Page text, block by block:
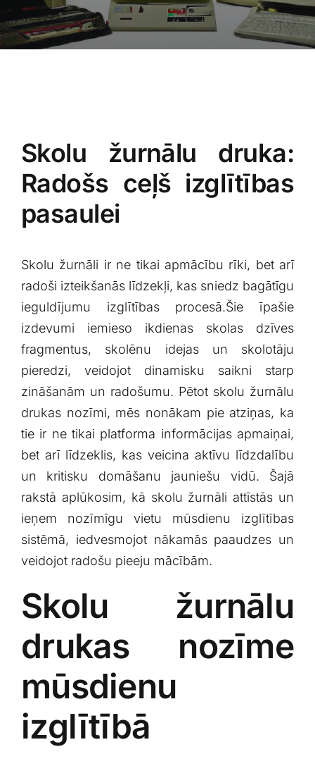
Blogs
Attēlu galerija
Par mums
Vakances
Kontakti
Klientu portāls
English
Skolu žurnālu druka:
Radošs ceļš izglītības
pasaulei
Skolu žurnāli ir ne tikai apmācību rīki, ‌bet arī
radoši ​izteikšanās ⁢līdzekļi, kas sniedz ​bagātīgu
ieguldījumu izglītības procesā.Šie īpašie
izdevumi iemieso ikdienas skolas dzīves
fragmentus, skolēnu ⁤idejas ⁣un​ skolotāju
pieredzi, ⁢veidojot‍ dinamisku saikni starp
zināšanām un radošumu. ‍Pētot skolu žurnālu
drukas nozīmi, ‌mēs nonākam pie atziņas, ka⁤
tie ir ne tikai platforma informācijas apmaiņai,
bet⁣ arī līdzeklis, kas veicina aktīvu līdzdalību
un kritisku domāšanu jauniešu‌ vidū. Šajā
rakstā aplūkosim, kā ‌skolu žurnāli attīstās un
ieņem nozīmīgu vietu mūsdienu izglītības
⁢sistēmā, iedvesmojot nākamās paaudzes‍ un
veidojot radošu pieeju mācībām.
Skolu⁢ žurnālu
drukas ⁣nozīme
mūsdienu
izglītībā